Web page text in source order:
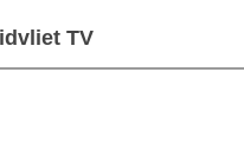
TV